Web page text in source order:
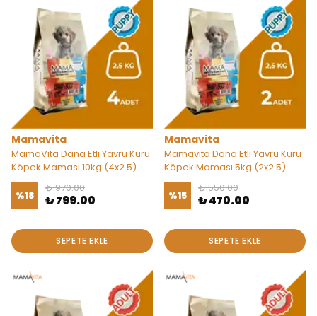
Mamavita
MamaVita Dana Etli Yavru Kuru
Köpek Maması 10kg (4x2.5)
%18
₺ 970.00
₺ 799.00
SEPETE EKLE
Mamavita
Mamavita Dana Etli Yavru Kuru
Köpek Maması 5kg (2x2.5)
%15
₺ 550.00
₺ 470.00
SEPETE EKLE